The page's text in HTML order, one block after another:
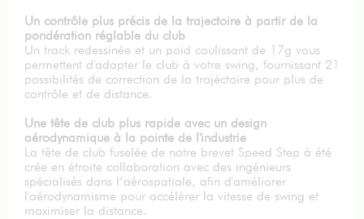
Un contrôle plus précis de la trajectoire à partir de la
pondération réglable du club
Un track redessinée et un poid coulissant de 17g vous
permettent d'adapter le club à votre swing, fournissant 21
possibilités de correction de la trajéctoire pour plus de
contrôle et de distance.
Une tête de club plus rapide avec un design
aérodynamique à la pointe de l'industrie
La tête de club fuselée de notre brevet Speed Step à été
crée en étroite collaboration avec des ingénieurs
spécialisés dans l’aérospatiale, afin d'améliorer
l'aérodynamisme pour accélérer la vitesse de swing et
maximiser la distance.